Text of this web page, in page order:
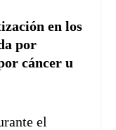
en los
por
cáncer u
el